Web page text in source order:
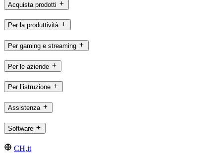
Acquista prodotti
Per la produttività
Per gaming e streaming
Per le aziende
Per l’istruzione
Assistenza
Software
CH,it